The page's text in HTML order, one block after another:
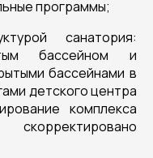
программы;
санатория:
бассейном и
бассейнами в
детского центра
комплекса